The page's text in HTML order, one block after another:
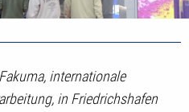
internationale
in Friedrichshafen